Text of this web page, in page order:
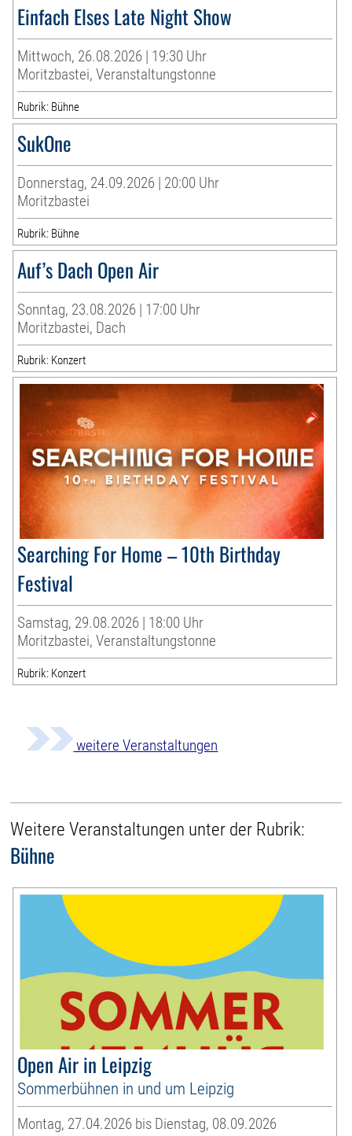
Einfach Elses Late Night Show
Mittwoch, 26.08.2026 | 19:30 Uhr
Moritzbastei, Veranstaltungstonne
Rubrik: Bühne
SukOne
Donnerstag, 24.09.2026 | 20:00 Uhr
Moritzbastei
Rubrik: Bühne
Auf’s Dach Open Air
Sonntag, 23.08.2026 | 17:00 Uhr
Moritzbastei, Dach
Rubrik: Konzert
Searching For Home – 10th Birthday
Festival
Samstag, 29.08.2026 | 18:00 Uhr
Moritzbastei, Veranstaltungstonne
Rubrik: Konzert
weitere Veranstaltungen
Weitere Veranstaltungen unter der Rubrik:
Bühne
Open Air in Leipzig
Sommerbühnen in und um Leipzig
Montag, 27.04.2026 bis Dienstag, 08.09.2026